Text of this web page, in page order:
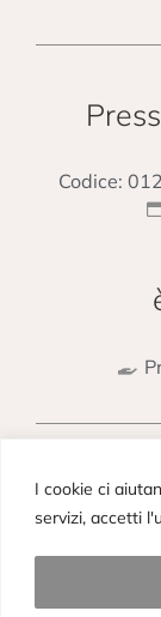
I cookie ci
servizi, accetti
Codice:
Eduardo